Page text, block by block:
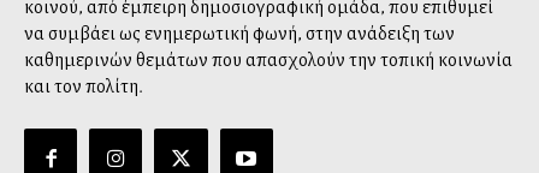
κοινού, από έμπειρη δημοσιογραφική ομάδα, που επιθυμεί
να συμβάλλει ως ενημερωτική φωνή, στην ανάδειξη των
καθημερινών θεμάτων που απασχολούν την τοπική κοινωνία
και τον πολίτη.